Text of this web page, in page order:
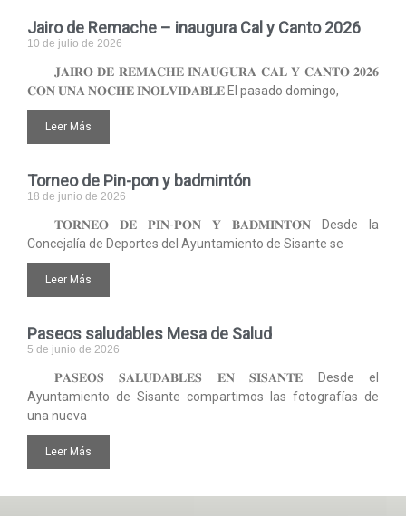
Jairo de Remache – inaugura Cal y Canto 2026
10 de julio de 2026
𝐉𝐀𝐈𝐑𝐎 𝐃𝐄 𝐑𝐄𝐌𝐀𝐂𝐇𝐄 𝐈𝐍𝐀𝐔𝐆𝐔𝐑𝐀 𝐂𝐀𝐋 𝐘 𝐂𝐀𝐍𝐓𝐎 𝟐𝟎𝟐𝟔
𝐂𝐎𝐍 𝐔𝐍𝐀 𝐍𝐎𝐂𝐇𝐄 𝐈𝐍𝐎𝐋𝐕𝐈𝐃𝐀𝐁𝐋𝐄 El pasado domingo,
Leer Más
Torneo de Pin-pon y badmintón
18 de junio de 2026
𝐓𝐎𝐑𝐍𝐄𝐎 𝐃𝐄 𝐏𝐈𝐍-𝐏𝐎𝐍 𝐘 𝐁𝐀𝐃𝐌𝐈𝐍𝐓𝐎́𝐍 Desde la
Concejalía de Deportes del Ayuntamiento de Sisante se
Leer Más
Paseos saludables Mesa de Salud
5 de junio de 2026
𝐏𝐀𝐒𝐄𝐎𝐒 𝐒𝐀𝐋𝐔𝐃𝐀𝐁𝐋𝐄𝐒 𝐄𝐍 𝐒𝐈𝐒𝐀𝐍𝐓𝐄 Desde el
Ayuntamiento de Sisante compartimos las fotografías de
una nueva
Leer Más